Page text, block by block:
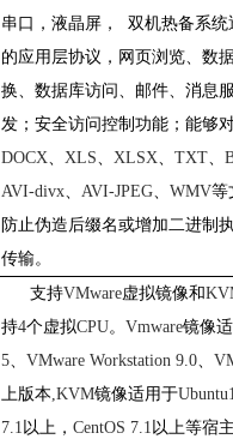
串口，液晶屏，
双机热备系统
的应用层协议，网页浏览、数
换、数据库访问、邮件、消息
发；安全访问控制功能；能够
DOCX、XLS、XLSX、TXT、
AVI-divx、AVI-JPEG、WMV等
防止伪造后缀名或增加二进制
传输。
支持VMware虚拟镜像和
持4个虚拟CPU。Vmware镜像
5、VMware Workstation 9.0、
上版本,KVM镜像适用于
7.1以上，CentOS 7.1以上等宿